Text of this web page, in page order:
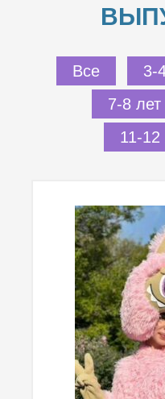
Все 3-
7-8 лет
11-12